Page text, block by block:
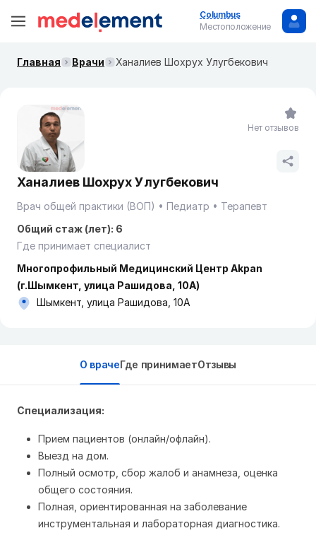
Columbus
Местоположение
Главная Врачи Ханалиев Шохрух Улугбекович
Ханалиев Шохрух Улугбекович
Врач общей практики (ВОП) Педиатр
Терапевт
Общий стаж (лет): 6
Где принимает специалист
Многопрофильный Медицинский Центр Akpan
(г.Шымкент, улица Рашидова, 10А)
Шымкент, улица Рашидова, 10А
Нет отзывов
О врачеГде принимаетОтзывы
Специализация:
Прием пациентов (онлайн/офлайн).
Выезд на дом.
Полный осмотр, сбор жалоб и анамнеза, оценка
общего состояния.
Полная, ориентированная на заболевание
инструментальная и лабораторная диагностика.